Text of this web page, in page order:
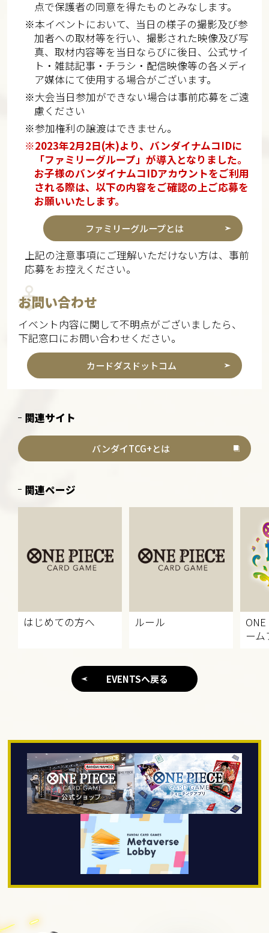
点で保護者の同意を得たものとみなします。
※本イベントにおいて、当日の様子の撮影及び参
加者への取材等を行い、撮影された映像及び写
真、取材内容等を当日ならびに後日、公式サイ
ト・雑誌記事・チラシ・配信映像等の各メディ
ア媒体にて使用する場合がございます。
※大会当日参加ができない場合は事前応募をご遠
慮ください
※参加権利の譲渡はできません。
※2023年2月2日(木)より、バンダイナムコIDに
「ファミリーグループ」が導入となりました。
お子様のバンダイナムコIDアカウントをご利用
される際は、以下の内容をご確認の上ご応募を
お願いいたします。
ファミリーグループとは
上記の注意事項にご理解いただけない方は、事前
応募をお控えください。
お問い合わせ
イベント内容に関して不明点がございましたら、
下記窓口にお問い合わせください。
カードダスドットコム
関連サイト
バンダイTCG+とは
関連ページ
はじめての方へ ルール
ーム
EVENTSへ戻る